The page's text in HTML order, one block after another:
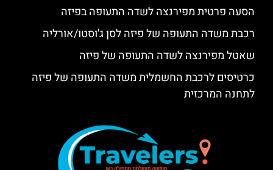
הסעה פרטית מפירנצה לשדה התעופה בפיזה
רכבת משדה התעופה של פיזה לסן ג'וסטו/אורליה
שאטל מפירנצה לשדה התעופה של פיזה
כרטיסים לרכבת החשמלית משדה התעופה של פיזה
לתחנה המרכזית